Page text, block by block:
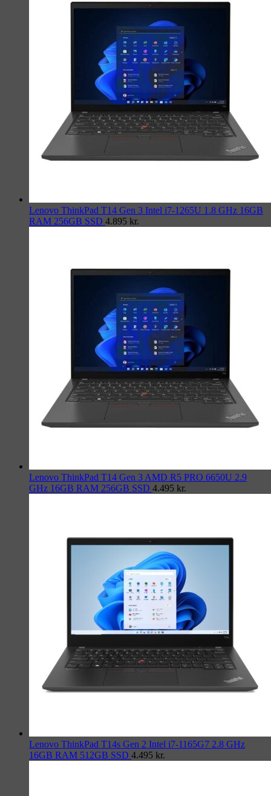
Lenovo ThinkPad T14 Gen 3 Intel i7-1265U 1.8 GHz 16GB
RAM 256GB SSD 4.895 kr.
Lenovo ThinkPad T14 Gen 3 AMD R5 PRO 6650U 2.9
GHz 16GB RAM 256GB SSD 4.495 kr.
Lenovo ThinkPad T14s Gen 2 Intel i7-1165G7 2.8 GHz
16GB RAM 512GB SSD 4.495 kr.